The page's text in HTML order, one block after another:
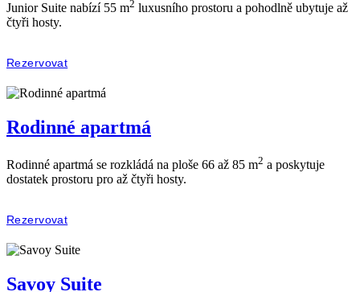
Junior Suite nabízí 55 m2 luxusního prostoru a pohodlně ubytuje až
čtyři hosty.
Rezervovat
Rodinné apartmá
Rodinné apartmá se rozkládá na ploše 66 až 85 m2 a poskytuje
dostatek prostoru pro až čtyři hosty.
Rezervovat
Savoy Suite